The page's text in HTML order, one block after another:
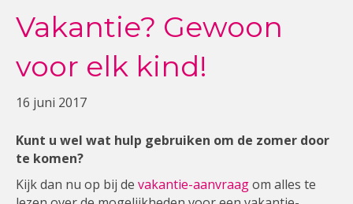
Vakantie? Gewoon
voor elk kind!
16 juni 2017
Kunt u wel wat hulp gebruiken om de zomer door
te komen?
Kijk dan nu op bij de vakantie-aanvraagom alles te